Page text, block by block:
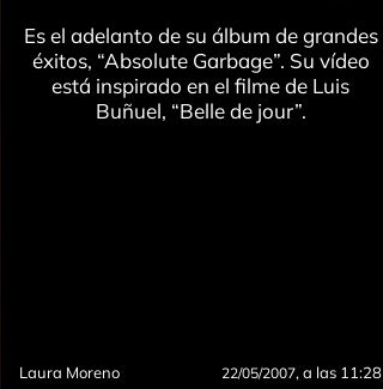
Es el adelanto de su álbum de grandes
éxitos, “Absolute Garbage”. Su vídeo
está inspirado en el filme de Luis
Buñuel, “Belle de jour”.
Laura Moreno 22/05/2007, a las 11:28